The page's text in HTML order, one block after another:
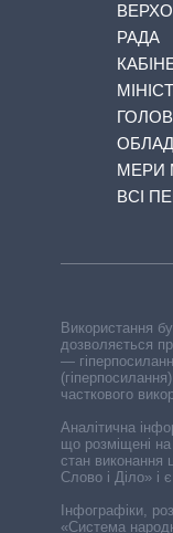
РАДА
МЕРИ
ВСІ
Використання
дозволяється
—
часткового
Аналітична
що розміщені на
стан виконання
Слово і Діло» і
Інфографіки,
«Система